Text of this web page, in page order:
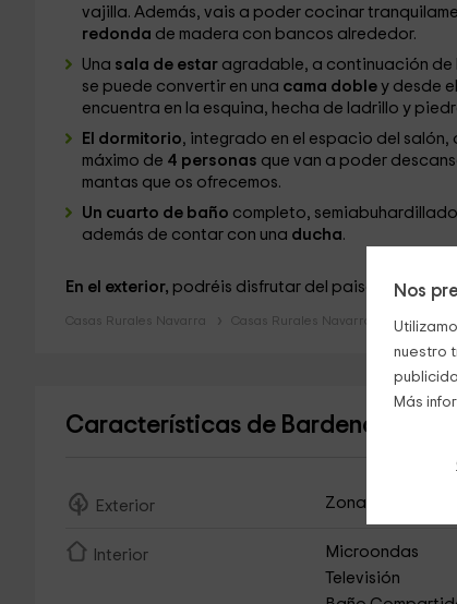
Nos
nuestro
Más
vajilla. Además, vais a poder cocinar
redonda de madera con bancos alrededor.
Una sala de estaragradable, a continuación de
se puede convertir en una cama doble y desde
encuentra en la esquina, hecha de ladrillo y
El dormitorio, integrado en el espacio del salón,
máximo de 4 personas que van a poder
mantas que os ofrecemos.
Un cuarto de baño completo,
además de contar con una ducha.
En el exterior, podréis disfrutar del paisaje gracias
Casas Rurales Navarra Casas Rurales Navarra
Características de Bardena
Exterior Zona de
Interior Microondas
Televisión